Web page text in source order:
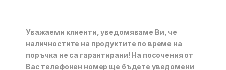
Уважаеми клиенти, уведомяваме Ви, че
наличностите на продуктите по време на
поръчка не са гарантирани! На посочения от
Вас телефонен номер ще бъдете уведомени